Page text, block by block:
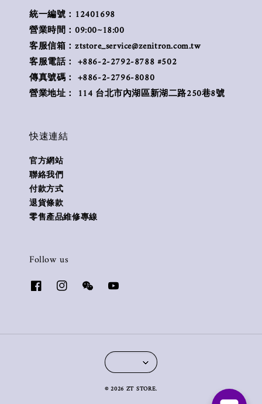
統一編號：12401698
營業時間：09:00~18:00
客服信箱：ztstore_service@zenitron.com.tw
客服電話： +886-2-2792-8788 #502
傳真號碼： +886-2-2796-8080
營業地址： 114 台北市內湖區新湖二路250巷8號
快速連結
官方網站
聯絡我們
付款方式
退貨條款
零售產品維修專線
Follow us
© 2026 ZT STORE.